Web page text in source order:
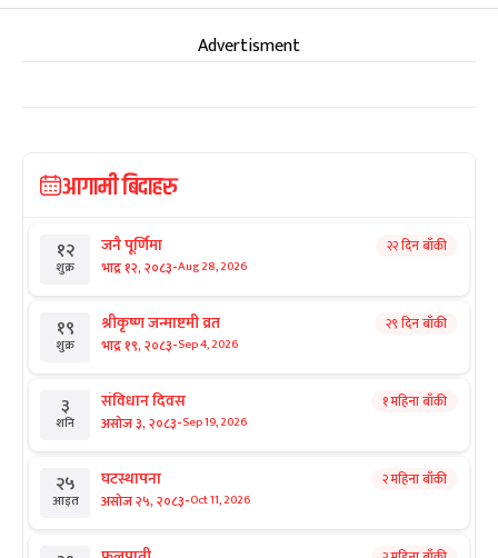
Advertisment
आगामी बिदाहरु
१२
शुक्र
जनै पूर्णिमा
भाद्र १२, २०८३-Aug 28, 2026
२२ दिन बाँकी
१९
शुक्र
श्रीकृष्ण जन्माष्टमी व्रत
भाद्र १९, २०८३-Sep 4, 2026
२९ दिन बाँकी
३
शनि
संविधान दिवस
असोज ३, २०८३-Sep 19, 2026
१ महिना बाँकी
२५
आइत
घटस्थापना
असोज २५, २०८३-Oct 11, 2026
२ महिना बाँकी